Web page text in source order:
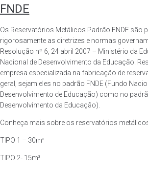
FNDE
Os Reservatórios Metálicos Padrão FNDE são
rigorosamente as diretrizes e normas
Resolução nº 6, 24 abril 2007 – Ministério da
Nacional de Desenvolvimento da Educação.
empresa especializada na fabricação de
geral, sejam eles no padrão FNDE (Fundo
Desenvolvimento de Educação) como no
Desenvolvimento da Educação).
Conheça mais sobre os reservatórios
TIPO 1 – 30m³
TIPO 2- 15m³